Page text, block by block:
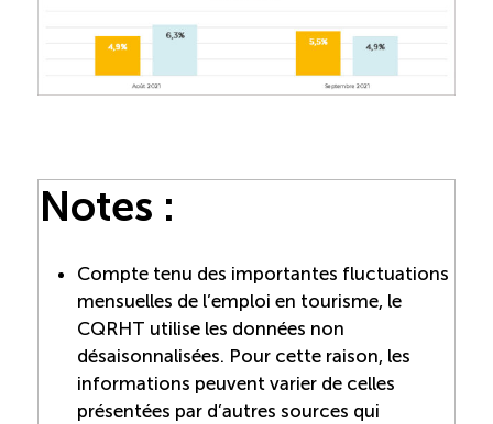
Notes :
Compte tenu des importantes fluctuations
mensuelles de l’emploi en tourisme, le
CQRHT utilise les données non
désaisonnalisées. Pour cette raison, les
informations peuvent varier de celles
présentées par d’autres sources qui